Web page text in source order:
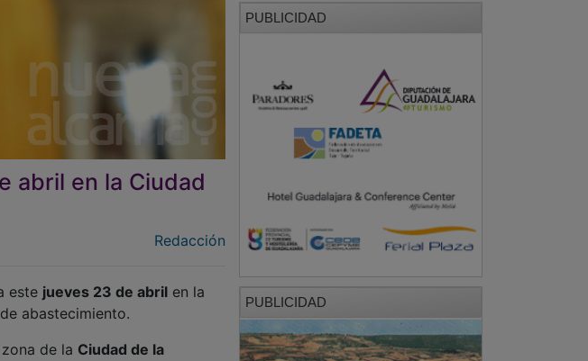
abril en la Ciudad
Redacción
este jueves 23 de abril en la
abastecimiento.
de la Ciudad de la
PUBLICIDAD
PUBLICIDAD